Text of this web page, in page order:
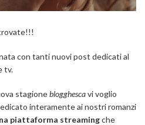
con tanti nuovi post dedicati al
tv.
stagioneblogghescavi voglio
interamente ai nostri romanzi
piattaforma streamingche